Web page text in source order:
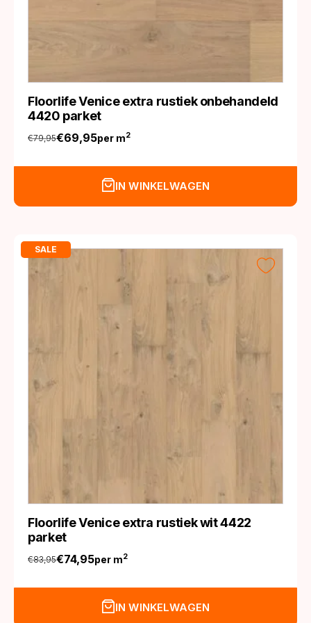
Floorlife Venice extra rustiek onbehandeld
4420 parket
€79,95
Oorspronkelijke
prijs
€69,95
Huidige
prijs
per m2
IN WINKELWAGEN
SALE
Floorlife Venice extra rustiek wit 4422
parket
€83,95
Oorspronkelijke
prijs
€74,95
Huidige
prijs
per m2
IN WINKELWAGEN